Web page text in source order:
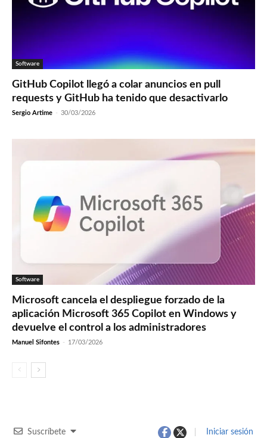
Software
GitHub Copilot llegó a colar anuncios en pull
requests y GitHub ha tenido que desactivarlo
Sergio Artime - 30/03/2026
Software
Microsoft cancela el despliegue forzado de la
aplicación Microsoft 365 Copilot en Windows y
devuelve el control a los administradores
Manuel Sifontes - 17/03/2026
Suscríbete Iniciar sesión